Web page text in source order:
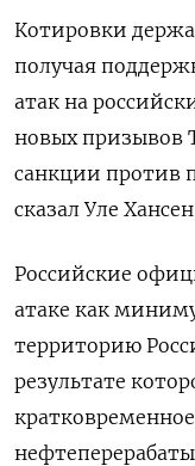
Котировки
получая
атак на
новых призывов
санкции против
сказал Уле
Российские
атаке как
территорию
результате